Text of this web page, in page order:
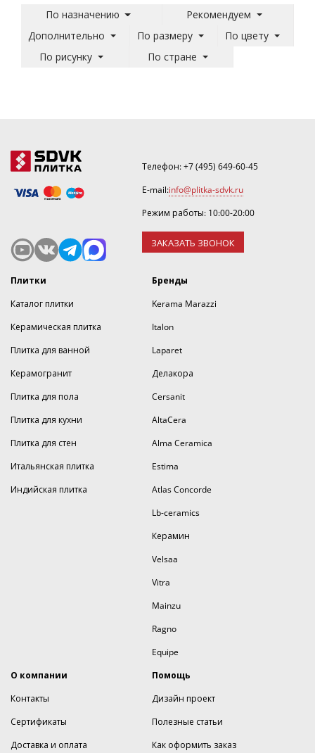
По назначению
Рекомендуем
Дополнительно
По размеру
По цвету
По рисунку
По стране
Телефон:+7 (495) 649-60-45
E-mail:info@plitka-sdvk.ru
Режим работы: 10:00-20:00
ЗАКАЗАТЬ ЗВОНОК
Плитки
Каталог плитки
Керамическая плитка
Плитка для ванной
Керамогранит
Плитка для пола
Плитка для кухни
Плитка для стен
Итальянская плитка
Индийская плитка
Бренды
Kerama Marazzi
Italon
Laparet
Делакора
Cersanit
AltaCera
Alma Ceramica
Estima
Atlas Concorde
Lb-ceramics
Керамин
Velsaa
Vitra
Mainzu
Ragno
Equipe
О компании
Контакты
Сертификаты
Доставка и оплата
Помощь
Дизайн проект
Полезные статьи
Как оформить заказ